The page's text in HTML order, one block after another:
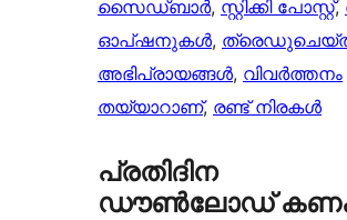
സൈഡ്ബാർ, സ്റ്റിക്കി പോസ്റ്റ്,
ഓപ്ഷനുകൾ,
അഭിപ്രായങ്ങൾ, വിവർത്തനം
തയ്യാറാണ്, രണ്ട് നിരകൾ
പ്രതിദിന
ഡൗൺലോഡ്